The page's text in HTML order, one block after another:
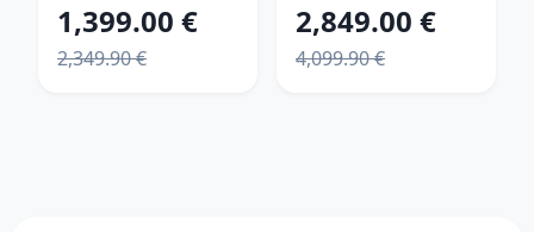
pearl - 18" (160-
180 cm)
1,399.00 €
2,349.90 €
pearl - M (17",
165-175 cm)
2,849.00 €
4,099.90 €